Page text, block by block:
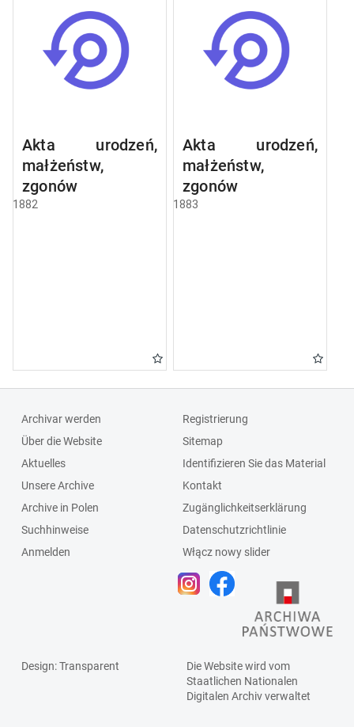
Akta urodzeń,
małżeństw,
zgonów
1882
Akta urodzeń,
małżeństw,
zgonów
1883
Archivar werden
Über die Website
Aktuelles
Unsere Archive
Archive in Polen
Suchhinweise
Anmelden
Registrierung
Sitemap
Identifizieren Sie das Material
Kontakt
Zugänglichkeitserklärung
Datenschutzrichtlinie
Włącz nowy slider
Design: Transparent
Die Website wird vom
Staatlichen Nationalen
Digitalen Archivverwaltet